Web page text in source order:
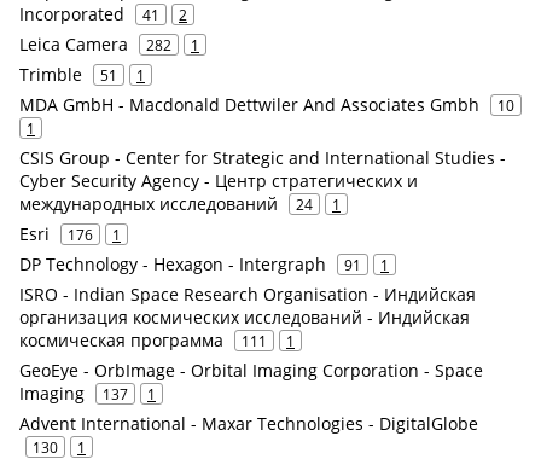
Incorporated
41 2
Leica Camera 282 1
Trimble 51 1
MDA GmbH - Macdonald Dettwiler And Associates Gmbh
10
1
CSIS Group - Center for Strategic and International Studies -
Cyber Security Agency - Центр стратегических и
международных исследований
24 1
Esri 176 1
DP Technology - Hexagon - Intergraph 91 1
ISRO - Indian Space Research Organisation - Индийская
организация космических исследований - Индийская
космическая программа
111 1
GeoEye - OrbImage - Orbital Imaging Corporation - Space
Imaging
137 1
Advent International - Maxar Technologies - DigitalGlobe
130 1